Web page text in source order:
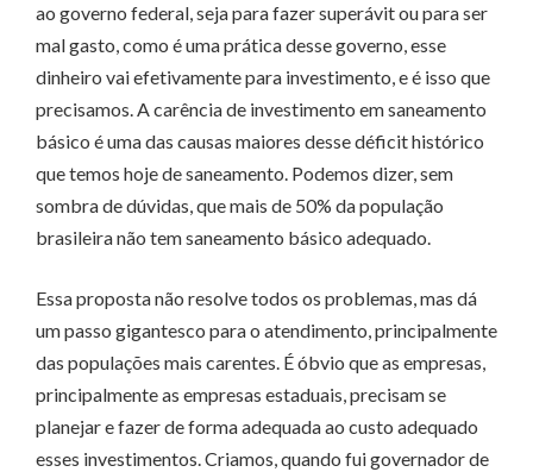
ao governo federal, seja para fazer superávit ou para ser
mal gasto, como é uma prática desse governo, esse
dinheiro vai efetivamente para investimento, e é isso que
precisamos. A carência de investimento em saneamento
básico é uma das causas maiores desse déficit histórico
que temos hoje de saneamento. Podemos dizer, sem
sombra de dúvidas, que mais de 50% da população
brasileira não tem saneamento básico adequado.
Essa proposta não resolve todos os problemas, mas dá
um passo gigantesco para o atendimento, principalmente
das populações mais carentes. É óbvio que as empresas,
principalmente as empresas estaduais, precisam se
planejar e fazer de forma adequada ao custo adequado
esses investimentos. Criamos, quando fui governador de